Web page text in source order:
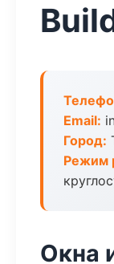
Email:
Город:
Режим
Окна